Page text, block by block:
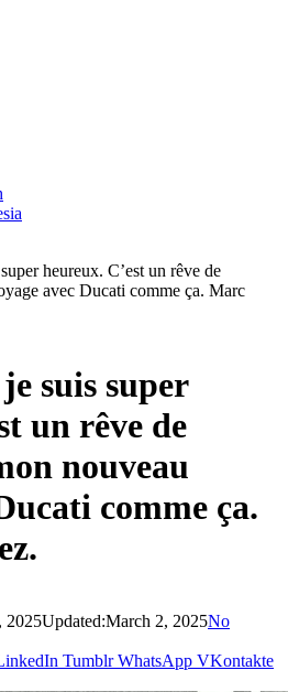
heureux. C’est un rêve de
avec Ducati comme ça. Marc
suis super
un rêve de
nouveau
comme ça.
2025Updated:March 2, 2025No
Tumblr WhatsApp VKontakte